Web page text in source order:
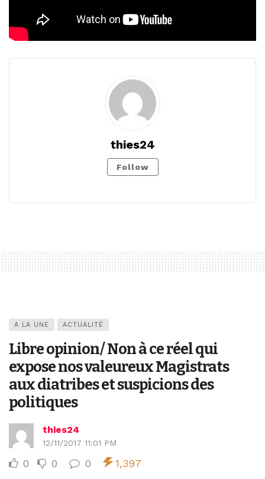
thies24
Follow
A LA UNE ACTUALITÉ
Libre opinion/ Non à ce réel qui
expose nos valeureux Magistrats
aux diatribes et suspicions des
politiques
thies24
12/11/2017 11:01 PM
0 0 0 1,397